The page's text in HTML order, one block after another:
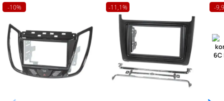
passende Produkte
Frage zum Artikel stellen
Jetzt auf Rechnung kaufen